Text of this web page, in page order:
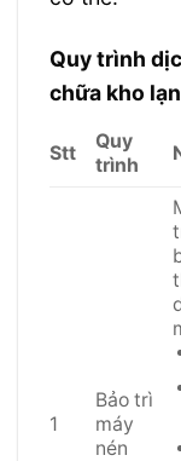
Quy trình
chữa kho
Stt
Quy
trình
1
Bảo trì
máy
nén